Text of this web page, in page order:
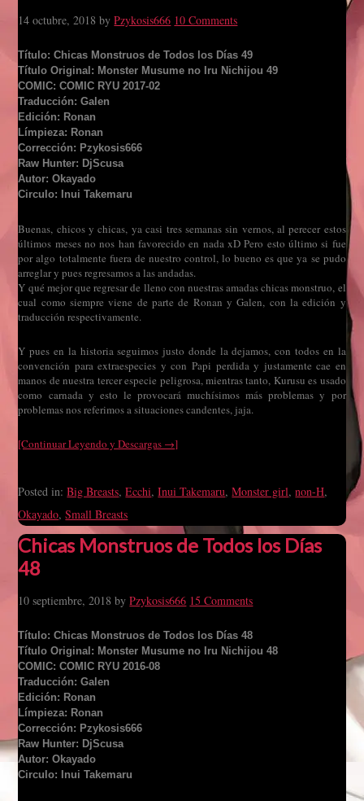
14 octubre, 2018 byPzykosis666 10 Comments
Título: Chicas Monstruos de Todos los Días 49
Título Original: Monster Musume no Iru Nichijou 49
COMIC: COMIC RYU 2017-02
Traducción: Galen
Edición: Ronan
Límpieza: Ronan
Corrección: Pzykosis666
Raw Hunter: DjScusa
Autor: Okayado
Circulo: Inui Takemaru
Buenas, chicos y chicas, ya casi tres semanas sin vernos, al perecer estos
últimos meses no nos han favorecido en nada xD Pero esto último si fue
por algo totalmente fuera de nuestro control, lo bueno es que ya se pudo
arreglar y pues regresamos a las andadas.
Y qué mejor que regresar de lleno con nuestras amadas chicas monstruo, el
cual como siempre viene de parte de Ronan y Galen, con la edición y
traducción respectivamente.
Y pues en la historia seguimos justo donde la dejamos, con todos en la
convención para extraespecies y con Papi perdida y justamente cae en
manos de nuestra tercer especie peligrosa, mientras tanto, Kurusu es usado
como carnada y esto le provocará muchísimos más problemas y por
problemas nos referimos a situaciones candentes, jaja.
[Continuar Leyendo y Descargas →]
Posted in:Big Breasts,Ecchi,Inui Takemaru,Monster girl,non-H,
Okayado,Small Breasts
Chicas Monstruos de Todos los Días
48
10 septiembre, 2018 byPzykosis666 15 Comments
Título: Chicas Monstruos de Todos los Días 48
Título Original: Monster Musume no Iru Nichijou 48
COMIC: COMIC RYU 2016-08
Traducción: Galen
Edición: Ronan
Límpieza: Ronan
Corrección: Pzykosis666
Raw Hunter: DjScusa
Autor: Okayado
Circulo: Inui Takemaru